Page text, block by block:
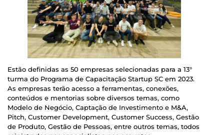
Estão definidas as 50 empresas selecionadas para a 13°
turma do Programa de Capacitação Startup SC em 2023.
As empresas terão acesso a ferramentas, conexões,
conteúdos e mentorias sobre diversos temas, como
Modelo de Negócio, Captação de Investimento e M&A,
Pitch, Customer Development, Customer Success, Gestão
de Produto, Gestão de Pessoas, entre outros temas, todos